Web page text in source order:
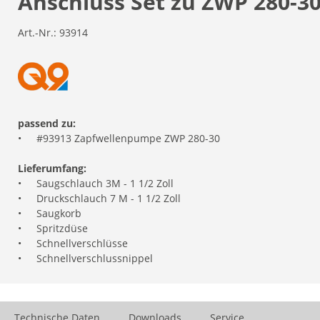
Art.-Nr.: 93914
passend zu:
•
#93913 Zapfwellenpumpe ZWP 280-30
Lieferumfang:
•
Saugschlauch 3M - 1 1/2 Zoll
•
Druckschlauch 7 M - 1 1/2 Zoll
•
Saugkorb
•
Spritzdüse
•
Schnellverschlüsse
•
Schnellverschlussnippel